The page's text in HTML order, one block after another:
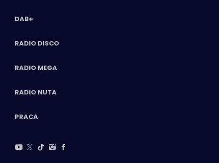
DAB+
RADIO DISCO
RADIO MEGA
RADIO NUTA
PRACA